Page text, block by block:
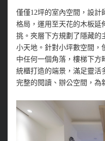
僅僅12坪的室內空間，設計
格局，運用至天花的木板延
挑。夾層下方規劃了隱藏的
小天地。針對小坪數空間，
中任何一個角落，樓梯下方
統櫃打造的端景，滿足靈活
完整的閱讀、辦公空間，為